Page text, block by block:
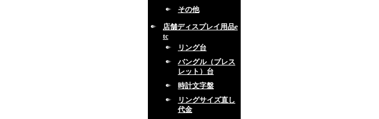
その他
店舗ディスプレイ用品e
tc
リング台
バングル（ブレス
レット）台
時計文字盤
リングサイズ直し
代金